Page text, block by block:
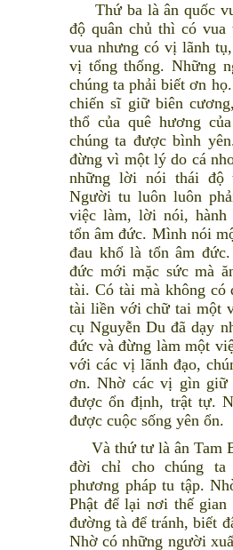
Thứ ba là ân quốc
độ quân chủ thì có
vua nhưng có vị lãnh
vị tổng thống. Những
chúng ta phải biết ơn
chiến sĩ giữ biên
thổ của quê hương
chúng ta được bình
đừng vì một lý do cá
những lời nói thái độ
Người tu luôn luôn
việc làm, lời nói, hành
tổn âm đức. Mình nói
đau khổ là tổn âm
đức mới mặc sức mà
tài. Có tài mà không
tài liền với chữ tai một
cụ Nguyễn Du đã dạy
đức và đừng làm một
với các vị lãnh đạo,
ơn. Nhờ các vị gìn giữ
được ổn định, trật tự.
được cuộc sống yên ổn.
Và thứ tư là ân Tam
đời chỉ cho chúng ta
phương pháp tu tập.
Phật để lại nơi thế
đường tà để tránh, biết
Nhờ có những người